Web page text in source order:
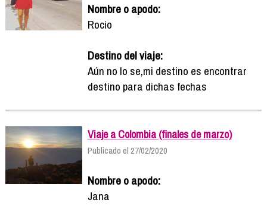
Nombre o apodo:
Rocio
Destino del viaje:
Aún no lo se,mi destino es encontrar
destino para dichas fechas
Viaje a Colombia (finales de marzo)
Publicado el 27/02/2020
Nombre o apodo:
Jana